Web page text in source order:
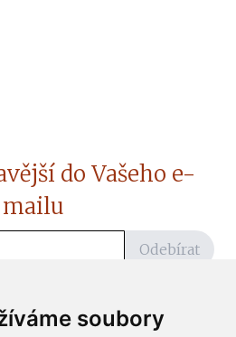
soubory
do Vašeho e-
mailu
Odebírat
zpráv ze ČtiDoma.cz do mé e-